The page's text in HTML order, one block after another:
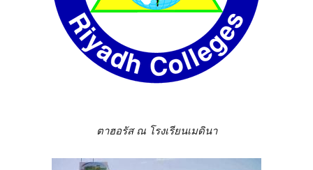
ตาฮอรัส ณ โรงเรียนเมดินา